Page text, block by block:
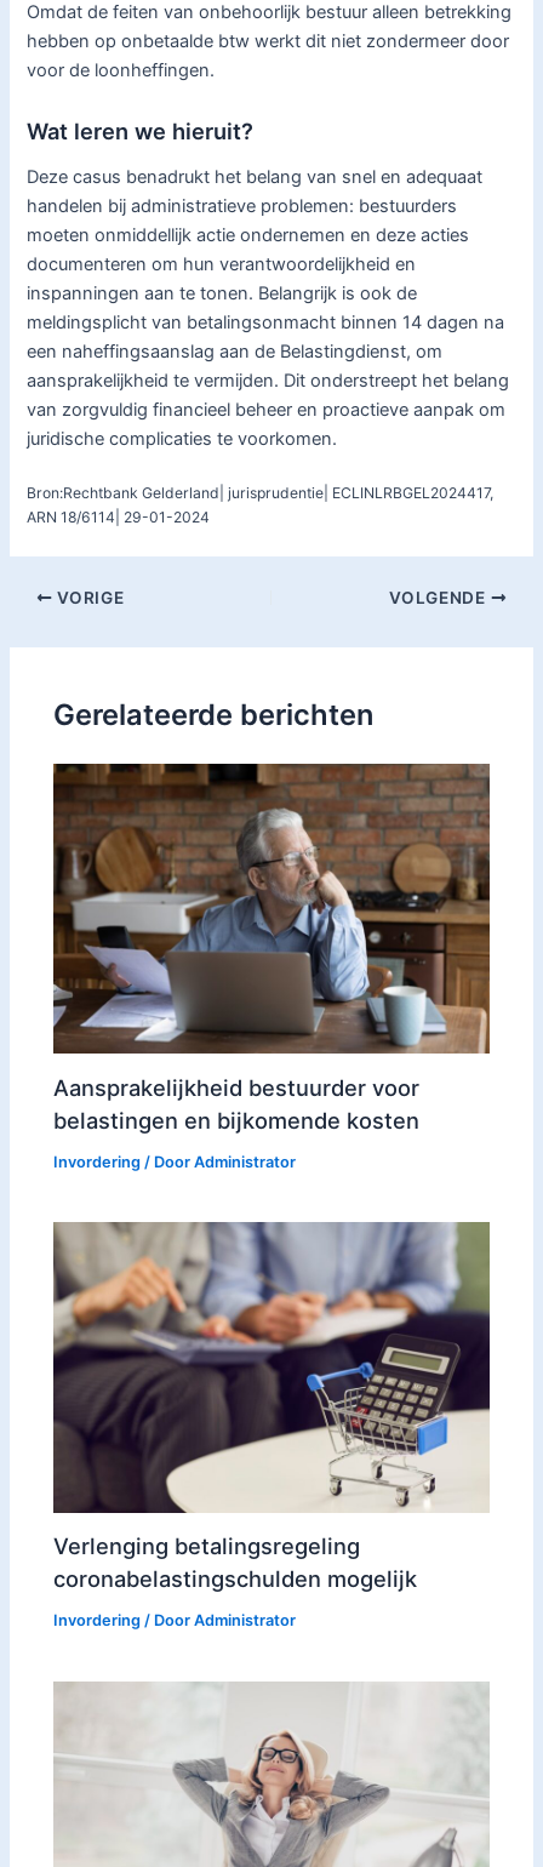
Omdat de feiten van onbehoorlijk bestuur alleen betrekking
hebben op onbetaalde btw werkt dit niet zondermeer door
voor de loonheffingen.
Wat leren we hieruit?
Deze casus benadrukt het belang van snel en adequaat
handelen bij administratieve problemen: bestuurders
moeten onmiddellijk actie ondernemen en deze acties
documenteren om hun verantwoordelijkheid en
inspanningen aan te tonen. Belangrijk is ook de
meldingsplicht van betalingsonmacht binnen 14 dagen na
een naheffingsaanslag aan de Belastingdienst, om
aansprakelijkheid te vermijden. Dit onderstreept het belang
van zorgvuldig financieel beheer en proactieve aanpak om
juridische complicaties te voorkomen.
Bron:Rechtbank Gelderland| jurisprudentie| ECLINLRBGEL2024417,
ARN 18/6114| 29-01-2024
VORIGE VOLGENDE
Gerelateerde berichten
Aansprakelijkheid bestuurder voor
belastingen en bijkomende kosten
Invordering / DoorAdministrator
Verlenging betalingsregeling
coronabelastingschulden mogelijk
Invordering / DoorAdministrator